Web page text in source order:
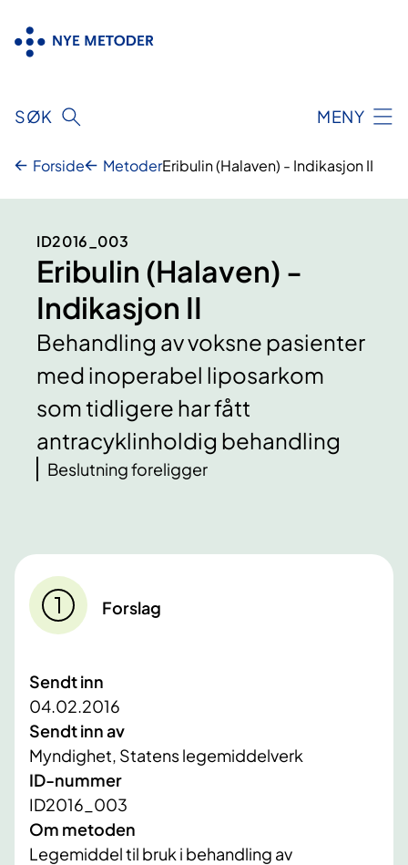
innhold
SØK MENY
Forside MetoderEribulin (Halaven) - Indikasjon II
ID2016_003
Eribulin (Halaven) -
Indikasjon II
Behandling av voksne pasienter
med inoperabel liposarkom
som tidligere har fått
antracyklinholdig behandling
Beslutning foreligger
Forslag
Sendt inn
04.02.2016
Sendt inn av
Myndighet, Statens legemiddelverk
ID-nummer
ID2016_003
Om metoden
Legemiddel til bruk i behandling av